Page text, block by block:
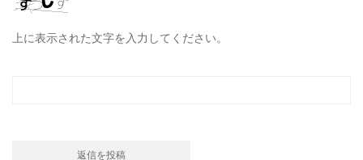
上に表示された文字を入力してください。